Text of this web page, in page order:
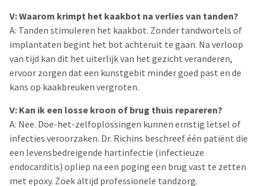
V: Waarom krimpt het kaakbot na verlies van tanden?
A: Tanden stimuleren het kaakbot. Zonder tandwortels of
implantaten begint het bot achteruit te gaan. Na verloop
van tijd kan dit het uiterlijk van het gezicht veranderen,
ervoor zorgen dat een kunstgebit minder goed past en de
kans op kaakbreuken vergroten.
V: Kan ik een losse kroon of brug thuis repareren?
A: Nee. Doe-het-zelfoplossingen kunnen ernstig letsel of
infecties veroorzaken. Dr. Richins beschreef één patiënt die
een levensbedreigende hartinfectie (infectieuze
endocarditis) opliep na een poging een brug vast te zetten
met epoxy. Zoek altijd professionele tandzorg.